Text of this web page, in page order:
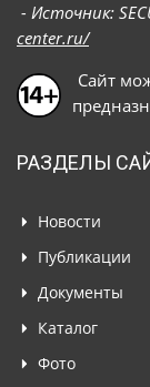
- Источник:
center.ru/
Сайт
РАЗДЕЛЫ
Новости
Публикации
Документы
Каталог
Фото